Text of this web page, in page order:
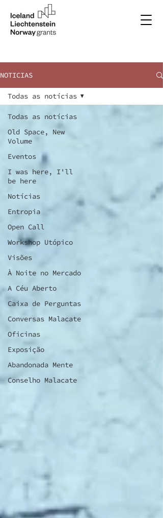
NOTICIAS
Todas as notícias
Old Space, New
Volume
Eventos
I was here, I'll
be here
Notícias
Entropia
Open Call
Workshop Utópico
Visões
À Noite no Mercado
A Céu Aberto
Caixa de Perguntas
Conversas Malacate
Oficinas
Exposição
Abandonada Mente
Conselho Malacate
Todas as notícias